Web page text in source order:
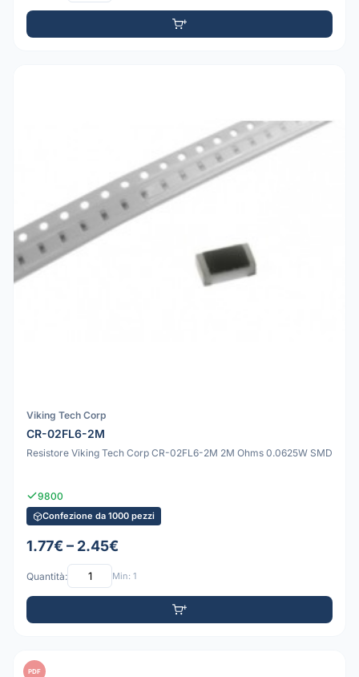
Viking Tech Corp
CR-02FL6-2M
Resistore Viking Tech Corp CR-02FL6-2M 2M Ohms 0.0625W SMD
9800
Confezione da 1000 pezzi
1.77€ – 2.45€
Quantità: Min: 1
PDF